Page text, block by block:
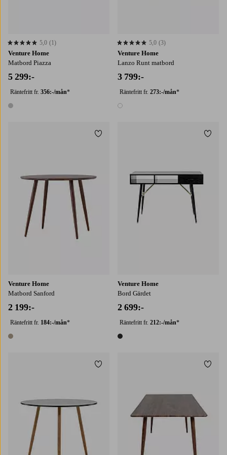
Venture Home
Matbord Piazza
5 299:-
Räntefritt fr. 356:-/mån*
1 färg
5,0 baserat på 1 st betyg
5,0 (1)
Venture Home
Lanzo Runt matbord
3 799:-
Räntefritt fr. 273:-/mån*
1 färg
5,0 baserat på 3 st betyg
5,0 (3)
Venture Home
Matbord Sanford
2 199:-
Räntefritt fr. 184:-/mån*
1 färg
Lägg till i favoriter
Venture Home
Bord Gärdet
2 699:-
Räntefritt fr. 212:-/mån*
1 färg
Lägg till i favoriter